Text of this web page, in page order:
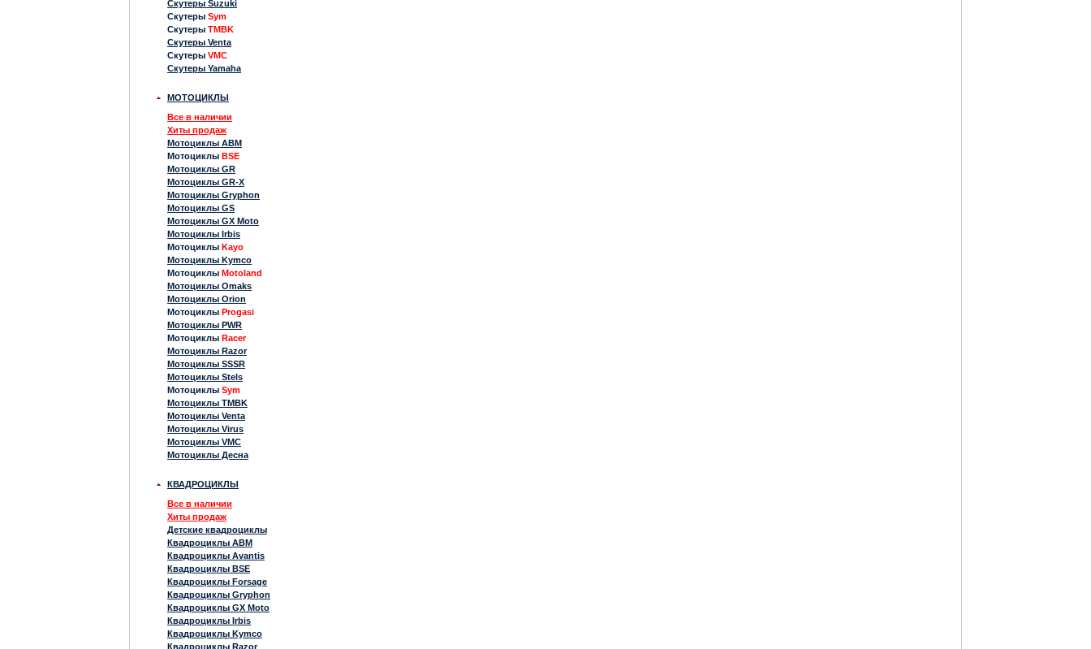
Скутеры Suzuki
Скутеры Sym
Скутеры TMBK
Скутеры Venta
Скутеры VMC
Скутеры Yamaha
МОТОЦИКЛЫ
Все в наличии
Хиты продаж
Мотоциклы ABM
Мотоциклы BSE
Мотоциклы GR
Мотоциклы GR-X
Мотоциклы Gryphon
Мотоциклы GS
Мотоциклы GX Moto
Мотоциклы Irbis
Мотоциклы Kayo
Мотоциклы Kymco
Мотоциклы Motoland
Мотоциклы Omaks
Мотоциклы Orion
Мотоциклы Progasi
Мотоциклы PWR
Мотоциклы Racer
Мотоциклы Razor
Мотоциклы SSSR
Мотоциклы Stels
Мотоциклы Sym
Мотоциклы TMBK
Мотоциклы Venta
Мотоциклы Virus
Мотоциклы VMC
Мотоциклы Десна
КВАДРОЦИКЛЫ
Все в наличии
Хиты продаж
Детские квадроциклы
Квадроциклы ABM
Квадроциклы Avantis
Квадроциклы BSE
Квадроциклы Forsage
Квадроциклы Gryphon
Квадроциклы GX Moto
Квадроциклы Irbis
Квадроциклы Kymco
Квадроциклы Razor